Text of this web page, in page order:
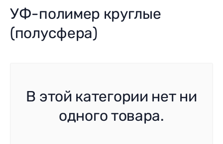
УФ-полимер круглые
(полусфера)
В этой категории нет ни
одного товара.